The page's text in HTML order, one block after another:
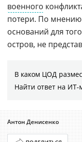
военного
потери. По мнению
оснований для
остров, не
В каком ЦОД
Найти ответ на ИТ-
Антон Денисенко